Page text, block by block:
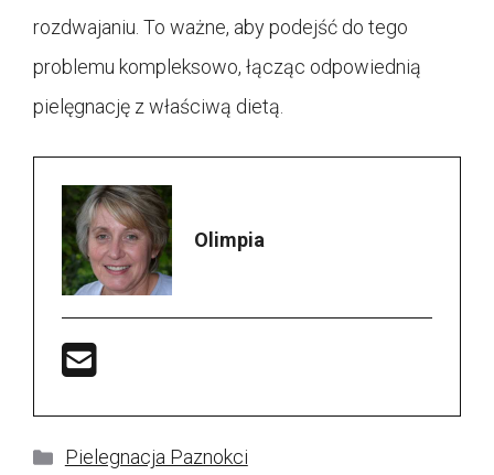
rozdwajaniu. To ważne, aby podejść do tego
problemu kompleksowo, łącząc odpowiednią
pielęgnację z właściwą dietą.
Olimpia
Kategorie
Pielegnacja Paznokci